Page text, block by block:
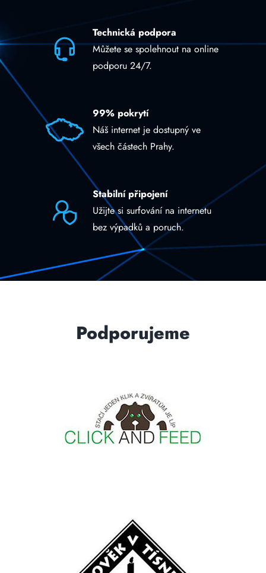
Technická podpora
Můžete se spolehnout na online
podporu 24/7.
99% pokrytí
Náš internet je dostupný ve
všech částech Prahy.
Stabilní připojení
Užijte si surfování na internetu
bez výpadků a poruch.
Podporujeme